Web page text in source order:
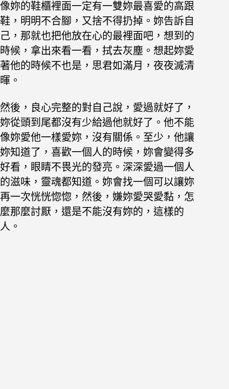
像妳的鞋櫃裡面一定有一雙妳最喜愛的高跟
鞋，明明不合腳，又捨不得扔掉。妳告訴自
己，那就也把他放在心的最裡面吧，想到的
時候，拿出來看一看，拭去灰塵。想起妳愛
著他的時候不也是，思君如滿月，夜夜滅清
暉。
然後，良心完整的對自己說，愛過就好了，
妳從頭到尾都沒有少給過他就好了。他不能
像妳愛他一樣愛妳，沒有關係。至少，他讓
妳知道了，喜歡一個人的時候，妳會變得多
好看，眼睛不畏光的發亮。深深愛過一個人
的滋味，靈魂都知道。妳會找一個可以讓妳
再一次恍恍惚惚，然後，嫌妳愛哭愛黏，怎
麼那麼討厭，還是不能沒有妳的，這樣的
人。